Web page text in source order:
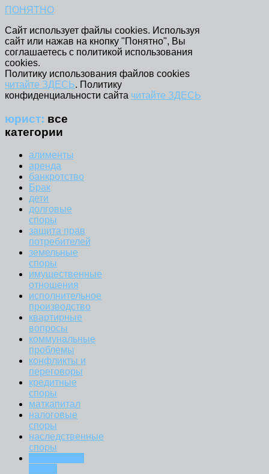
ПОНЯТНО
Сайт использует файлы cookies. Используя
сайт или нажав на кнопку "Понятно", Вы
соглашаетесь с политикой использования
cookies.
Политику использования файлов cookies
читайте ЗДЕСЬ. Политику
конфиденциальности сайта читайте ЗДЕСЬ
юрист: все
категории
алименты
аренда
банкротство
Брак
дети
долговые
споры
защита прав
потребителей
земельные
споры
имущественные
отношения
исполнительное
производство
квартирные
вопросы
коммунальные
проблемы
конфликты и
переговоры
кредитные
споры
маткапитал
налоговые
споры
наследственные
споры